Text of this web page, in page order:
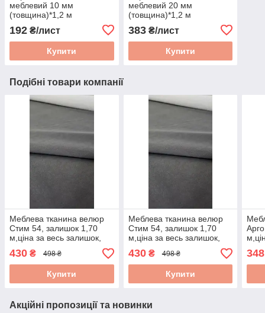
меблевий 10 мм
(товщина)*1,2 м
(ширина)*2 м (довжина)
ST22 (щільність)
192 ₴/лист
Купити
меблевий 20 мм
(товщина)*1,2 м
(ширина)*2 м (довжина)
ST22 (щільність)
383₴/лист
Купити
Подібні товари компанії
Меблева тканина велюр
Стим 54, залишок 1,70
м,ціна за весь залишок,
для дивана, тканина для
оббивки меблів,
розпродаж
430 ₴ 498 ₴
Купити
Меблева тканина велюр
Стим 54, залишок 1,70
м,ціна за весь залишок,
для дивана, тканина для
оббивки меблів,
розпродаж
430₴ 498 ₴
Купити
для
348
Акційні пропозиції та новинки